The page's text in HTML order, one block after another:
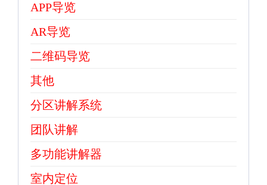
APP导览
AR导览
二维码导览
其他
分区讲解系统
团队讲解
多功能讲解器
室内定位